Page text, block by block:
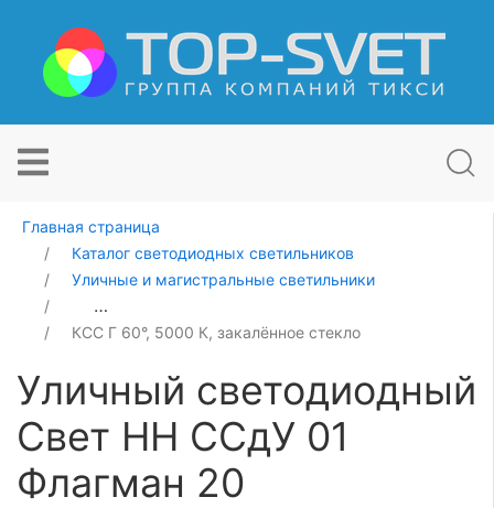
Главная страница
Каталог светодиодных светильников
Уличные и магистральные светильники
Уличный светодиодный Свет НН ССдУ 01 Флагман 20
КСС Г 60°, 5000 К, закалённое стекло
Уличный светодиодный
Свет НН ССдУ 01
Флагман 20